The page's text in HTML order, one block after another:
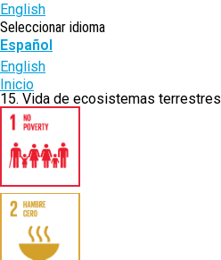
English
Seleccionar idioma
Español
English
Ruta
de
navegación
Inicio
15. Vida de ecosistemas terrestres